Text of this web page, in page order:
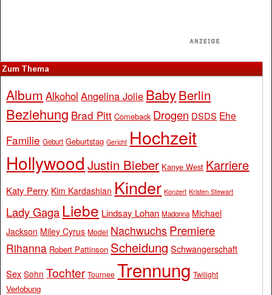
Zum Thema
Album Alkohol Angelina Jolie BabyBerlin
Beziehung Brad Pitt Comeback Drogen DSDS Ehe
Familie Geburt Geburtstag Gericht Hochzeit
Hollywood Justin Bieber Kanye West Karriere
Katy Perry Kim Kardashian Kinder Konzert Kristen Stewart
Lady Gaga Liebe Lindsay Lohan Madonna Michael
Jackson Miley Cyrus Model Nachwuchs Premiere
Rihanna Robert Pattinson Scheidung Schwangerschaft
Sex Sohn Tochter Tournee Trennung Twilight
Verlobung